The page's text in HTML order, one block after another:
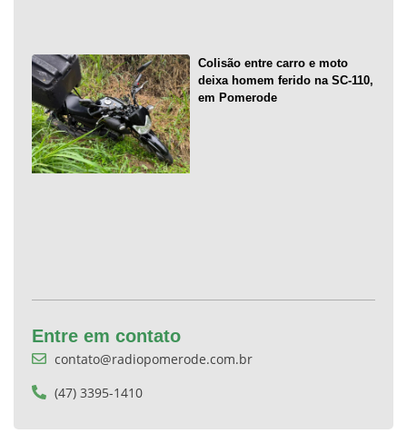
Colisão entre carro e moto
deixa homem ferido na SC-110,
em Pomerode
Entre em contato
contato@radiopomerode.com.br
(47) 3395-1410